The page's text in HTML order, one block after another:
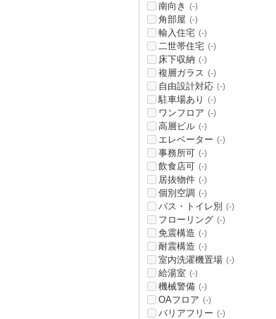
南向き (-)
角部屋 (-)
輸入住宅 (-)
二世帯住宅 (-)
床下収納 (-)
複層ガラス (-)
自由設計対応 (-)
駐車場あり (-)
ワンフロア (-)
高層ビル (-)
エレベーター (-)
事務所可 (-)
飲食店可 (-)
居抜物件 (-)
個別空調 (-)
バス・トイレ別 (-)
フローリング (-)
免震構造 (-)
耐震構造 (-)
室内洗濯機置場 (-)
給湯室 (-)
機械警備 (-)
OAフロア (-)
バリアフリー (-)